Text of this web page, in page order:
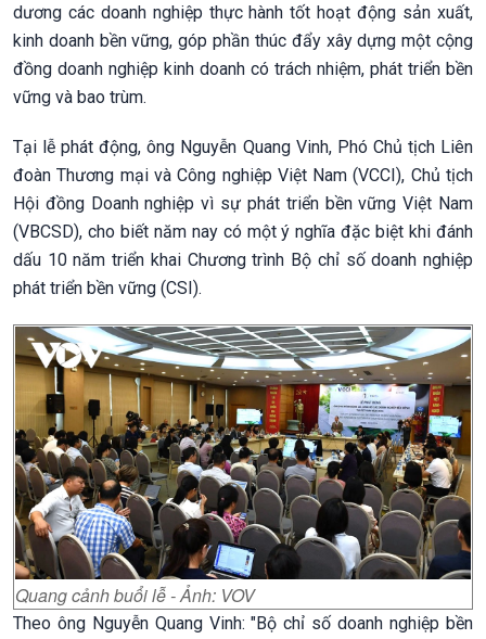
dương các doanh nghiệp thực hành tốt hoạt động sản xuất,
kinh doanh bền vững, góp phần thúc đẩy xây dựng một cộng
đồng doanh nghiệp kinh doanh có trách nhiệm, phát triển bền
vững và bao trùm.
Tại lễ phát động, ông Nguyễn Quang Vinh, Phó Chủ tịch Liên
đoàn Thương mại và Công nghiệp Việt Nam (VCCI), Chủ tịch
Hội đồng Doanh nghiệp vì sự phát triển bền vững Việt Nam
(VBCSD), cho biết năm nay có một ý nghĩa đặc biệt khi đánh
dấu 10 năm triển khai Chương trình Bộ chỉ số doanh nghiệp
phát triển bền vững (CSI).
Quang cảnh buổi lễ - Ảnh: VOV
Theo ông Nguyễn Quang Vinh: "Bộ chỉ số doanh nghiệp bền